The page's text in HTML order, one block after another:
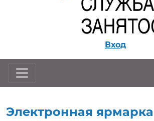
Вход
Электронная ярмарка